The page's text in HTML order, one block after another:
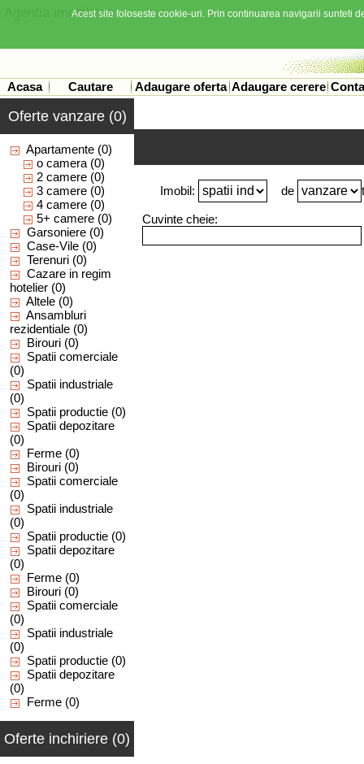
Agentia imobiliara
Acasa Cautare Adaugare oferta Adaugare cerere
Oferte vanzare (0)
Apartamente (0)
o camera (0)
2 camere (0)
3 camere (0)
4 camere (0)
5+ camere (0)
Garsoniere (0)
Case-Vile (0)
Terenuri (0)
Cazare in regim
hotelier (0)
Altele (0)
Ansambluri
rezidentiale (0)
Birouri (0)
Spatii comerciale
(0)
Spatii industriale
(0)
Spatii productie (0)
Spatii depozitare
(0)
Ferme (0)
Birouri (0)
Spatii comerciale
(0)
Spatii industriale
(0)
Spatii productie (0)
Spatii depozitare
(0)
Ferme (0)
Birouri (0)
Spatii comerciale
(0)
Spatii industriale
(0)
Spatii productie (0)
Spatii depozitare
(0)
Ferme (0)
Oferte inchiriere (0)
Imobil: de
Cuvinte cheie:
Acest site foloseste cookie-uri. Prin continuarea navigarii sunteti